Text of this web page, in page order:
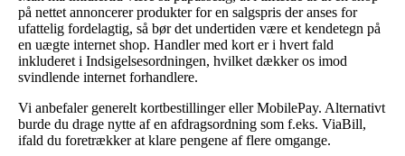
på nettet annoncerer produkter for en salgspris der anses for
ufattelig fordelagtig, så bør det undertiden være et kendetegn på
en uægte internet shop. Handler med kort er i hvert fald
inkluderet i Indsigelsesordningen, hvilket dækker os imod
svindlende internet forhandlere.
Vi anbefaler generelt kortbestillinger eller MobilePay. Alternativt
burde du drage nytte af en afdragsordning som f.eks. ViaBill,
ifald du foretrækker at klare pengene af flere omgange.